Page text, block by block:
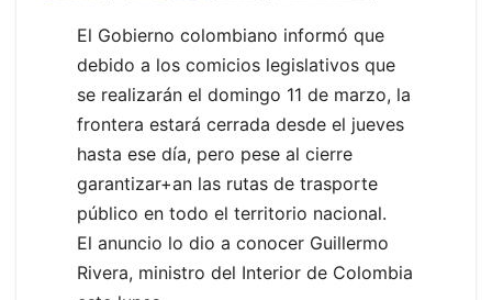
El Gobierno colombiano informó que
debido a los comicios legislativos que
se realizarán el domingo 11 de marzo, la
frontera estará cerrada desde el jueves
hasta ese día, pero pese al cierre
garantizar+an las rutas de trasporte
público en todo el territorio nacional.
El anuncio lo dio a conocer Guillermo
Rivera, ministro del Interior de Colombia